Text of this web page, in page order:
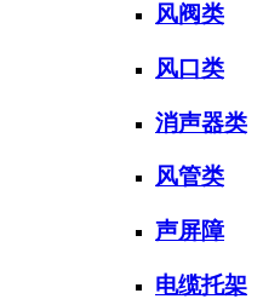
风阀类
风口类
消声器类
风管类
声屏障
电缆托架